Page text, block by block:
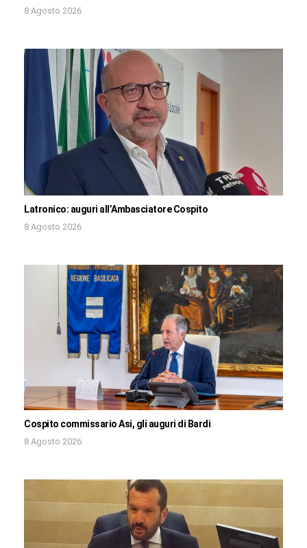
8 Agosto 2026
Latronico: auguri all’Ambasciatore Cospito
8 Agosto 2026
Cospito commissario Asi, gli auguri di Bardi
8 Agosto 2026